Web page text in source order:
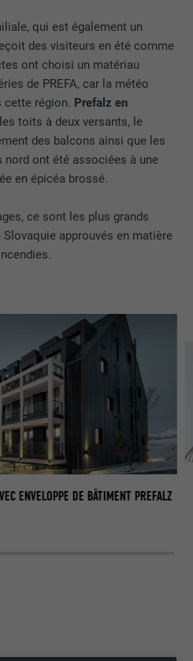
qui est également un
des visiteurs en été comme
ont choisi un matériau
de PREFA, car la météo
cette région. Prefalz en
toits à deux versants, le
des balcons ainsi que les
nord ont été associées à une
en épicéa brossé.
ce sont les plus grands
approuvés en matière
ENVELOPPE DE BÂTIMENT PREFALZ